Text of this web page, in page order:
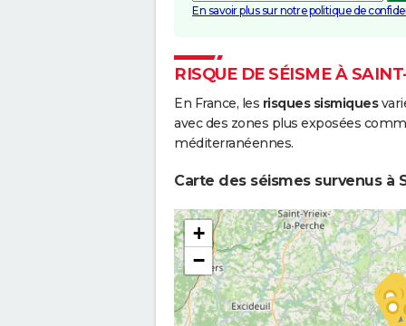
En savoir plus sur notre politique de
RISQUE DE SÉISME À
En France, les risques sismiques
avec des zones plus exposées
méditerranéennes.
Carte des séismes survenus à
+
−